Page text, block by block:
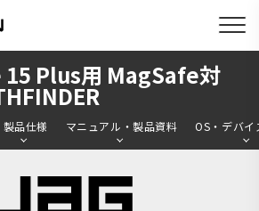
15 Plus用 MagSafe対
製品仕様 マニュアル・製品資料 OS・デバイ